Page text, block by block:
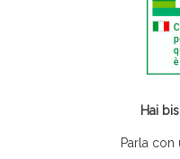
Hai
Parla